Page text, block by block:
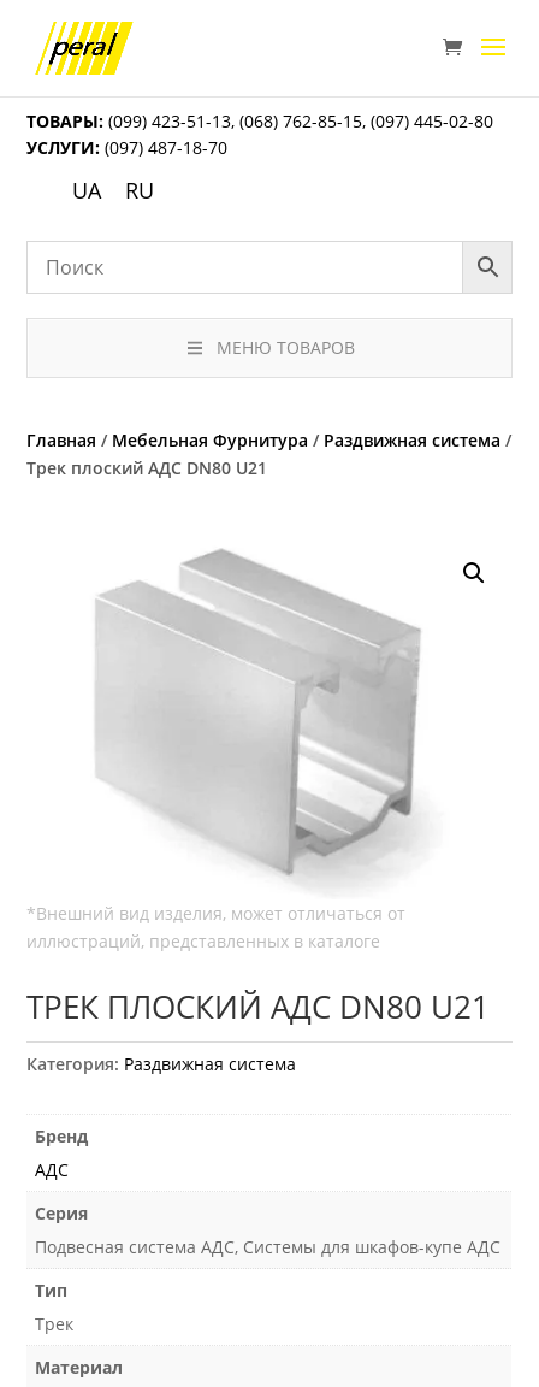
ТОВАРЫ: (099) 423-51-13,(068) 762-85-15,(097) 445-02-80
УСЛУГИ: (097) 487-18-70
UA RU
МЕНЮ ТОВАРОВ
Главная / Мебельная Фурнитура / Раздвижная система /
Трек плоский АДС DN80 U21
ТРЕК ПЛОСКИЙ АДС DN80 U21
Категория: Раздвижная система
Бренд
АДС
Серия
Подвесная система АДС, Системы для шкафов-купе АДС
Тип
Трек
Материал